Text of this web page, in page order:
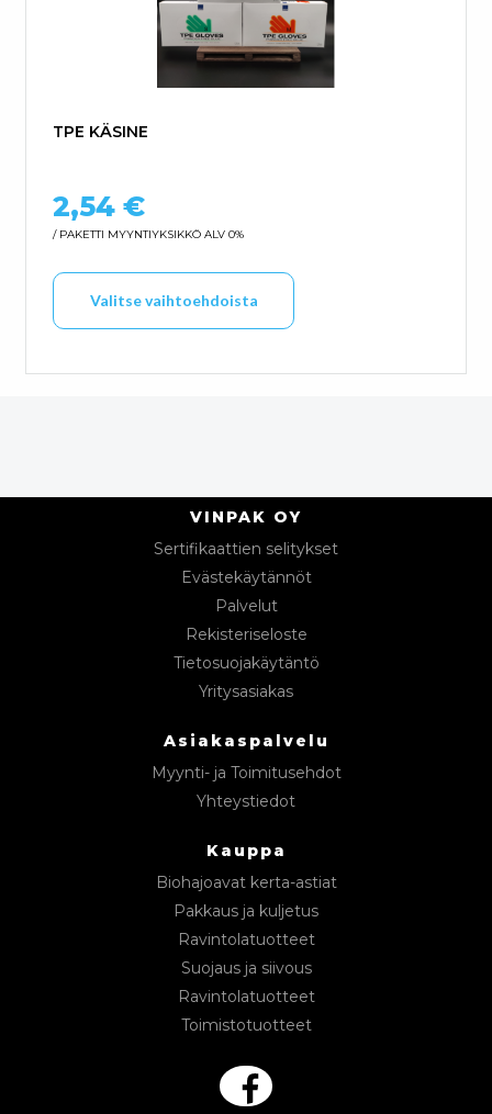
TPE KÄSINE
2,54 €
/ PAKETTI MYYNTIYKSIKKÖ ALV 0%
Valitse vaihtoehdoista
Tällä tuotteella on
VINPAK OY
Sertifikaattien selitykset
Evästekäytännöt
Palvelut
Rekisteriseloste
Tietosuojakäytäntö
Yritysasiakas
Asiakaspalvelu
Myynti- ja Toimitusehdot
Yhteystiedot
Kauppa
Biohajoavat kerta-astiat
Pakkaus ja kuljetus
Ravintolatuotteet
Suojaus ja siivous
Ravintolatuotteet
Toimistotuotteet